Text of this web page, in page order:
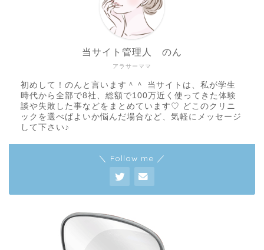
アラサーママ
当サイト管理人 のん
初めして！のんと言います＾＾ 当サイトは、私が学生
時代から全部で8社、総額で100万近く使ってきた体験
談や失敗した事などをまとめています♡ どこのクリニ
ックを選べばよいか悩んだ場合など、気軽にメッセージ
して下さい♪
＼ Follow me ／